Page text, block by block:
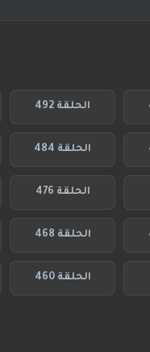
الحلقة 492
الحلقة 484
الحلقة 476
الحلقة 468
الحلقة 460